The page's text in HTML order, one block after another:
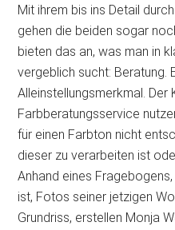
Mit ihrem bis ins Detail
gehen die beiden sogar
bieten das an, was man in
vergeblich sucht: Beratung.
Alleinstellungsmerkmal. Der
Farbberatungsservice
für einen Farbton nicht
dieser zu verarbeiten ist
Anhand eines
ist, Fotos seiner jetzigen
Grundriss, erstellen Monja